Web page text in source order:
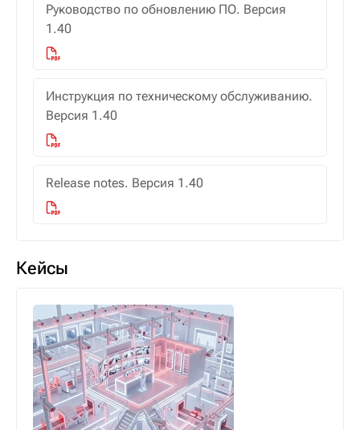
Руководство по обновлению ПО. Версия
1.40
Инструкция по техническому обслуживанию.
Версия 1.40
Release notes. Версия 1.40
Кейсы